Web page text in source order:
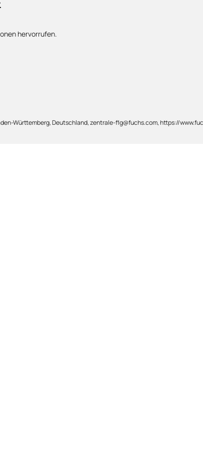
hervorrufen.
Württemberg, Deutschland, zentrale-flg@fuchs.com, https://